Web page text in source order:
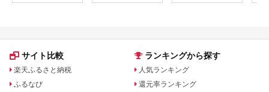
礼品
サイト比較
楽天ふるさと納税
ふるなび
ランキングから探す
人気ランキング
還元率ランキング